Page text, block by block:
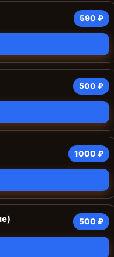
590 ₽
500 ₽
1000 ₽
500 ₽